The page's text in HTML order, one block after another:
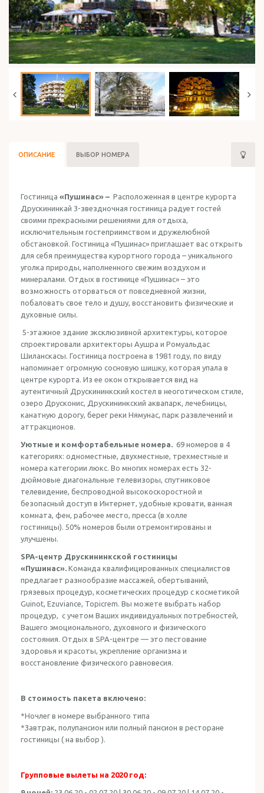
ОТДЫХ В ИЗРАИЛЕ
ОПИСАНИЕ ВЫБОР НОМЕРА
Гостиница «Пушинас» – Расположенная в центре курорта
Друскининкай 3-звездночная гостиница радует гостей
своими прекрасными решениями для отдыха,
исключительным гостеприимством и дружелюбной
обстановкой. Гостиница «Пушинас» приглашает вас открыть
для себя преимущества курортного города – уникального
уголка природы, наполненного свежим воздухом и
минералами. Отдых в гостинице «Пушинас» – это
возможность оторваться от повседневной жизни,
побаловать свое тело и душу, восстановить физические и
духовные силы.
5-этажное здание эксклюзивной архитектуры, которое
спроектировали архитекторы Аушра и Ромуальдас
Шиланскасы. Гостиница построена в 1981 году, по виду
напоминает огромную сосновую шишку, которая упала в
центре курорта. Из ее окон открывается вид на
аутентичный Друскининкский костел в неоготическом стиле,
озеро Друсконис, Друскининкский аквапарк, лечебницы,
канатную дорогу, берег реки Нямунас, парк развлечений и
аттракционов.
Уютные и комфортабельные номера. 69 номеров в 4
категориях: одноместные, двухместные, трехместные и
номера категории люкс. Во многих номерах есть 32-
дюймовые диагональные телевизоры, спутниковое
телевидение, беспроводной высокоскоростной и
безопасный доступ в Интернет, удобные кровати, ванная
комната, фен, рабочее место, пресса (в холле
гостиницы). 50% номеров были отремонтированы и
улучшены.
SPA-центр Друскининкской гостиницы
«Пушинас». Команда квалифицированных специалистов
предлагает разнообразие массажей, обертываний,
грязевых процедур, косметических процедур с косметикой
Guinot, Ezuviance, Topicrem. Вы можете выбрать набор
процедур, с учетом Ваших индивидуальных потребностей,
Вашего эмоционального, духовного и физического
состояния. Отдых в SPA-центре — это пестование
здоровья и красоты, укрепление организма и
восстановление физического равновесия.
В стоимость пакета включено:
*Ночлег в номере выбранного типа
*Завтрак, полупансион или полный пансион в ресторане
гостиницы ( на выбор ).
Групповые вылеты на 2020 год: